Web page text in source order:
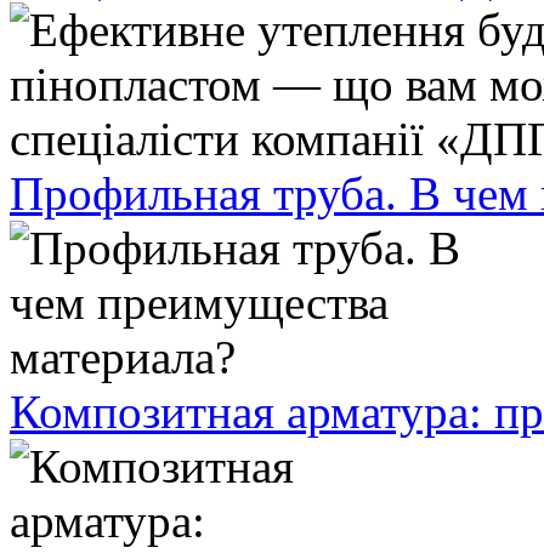
Профильная труба. В чем
Композитная арматура: